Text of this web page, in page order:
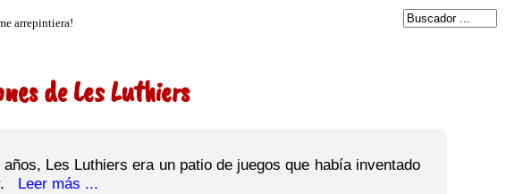
de Les Luthiers
Les Luthiers era un patio de juegos que había inventado
Leer más ...